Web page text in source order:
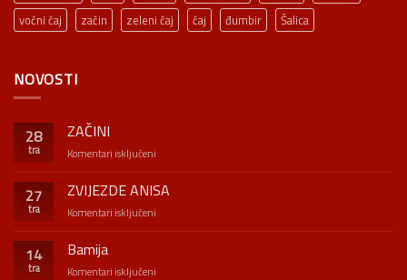
voćni čaj
začin zeleni čaj čaj đumbir Šalica
NOVOSTI
28
tra
ZAČINI
Komentari isključeni
27
tra
ZVIJEZDE ANISA
Komentari isključeni
14
tra
Bamija
Komentari isključeni